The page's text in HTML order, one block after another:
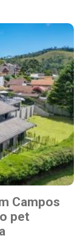
Campos
pet